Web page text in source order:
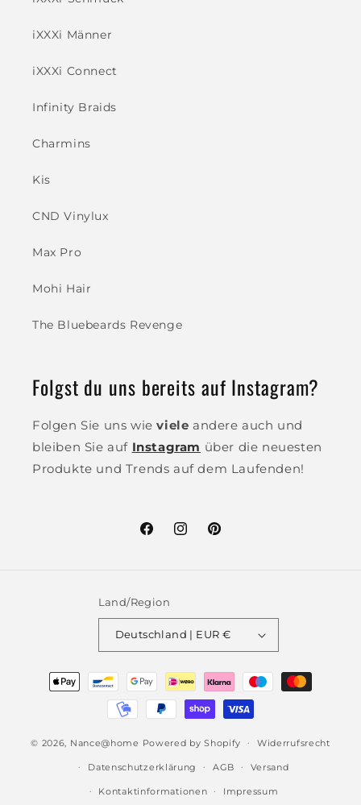
iXXXi Männer
iXXXi Connect
Infinity Braids
Charmins
Kis
CND Vinylux
Max Pro
Mohi Hair
The Bluebeards Revenge
Folgst du uns bereits auf Instagram?
Folgen Sie uns wieviele andere auch und
bleiben Sie auf Instagram über die neuesten
Produkte und Trends auf dem Laufenden!
FacebookInstagramPinterest
Land/Region
Deutschland | EUR €
Zahlungsmethoden
© 2026, Nance@home Powered by Shopify Widerrufsrecht
Datenschutzerklärung AGB Versand
Kontaktinformationen Impressum